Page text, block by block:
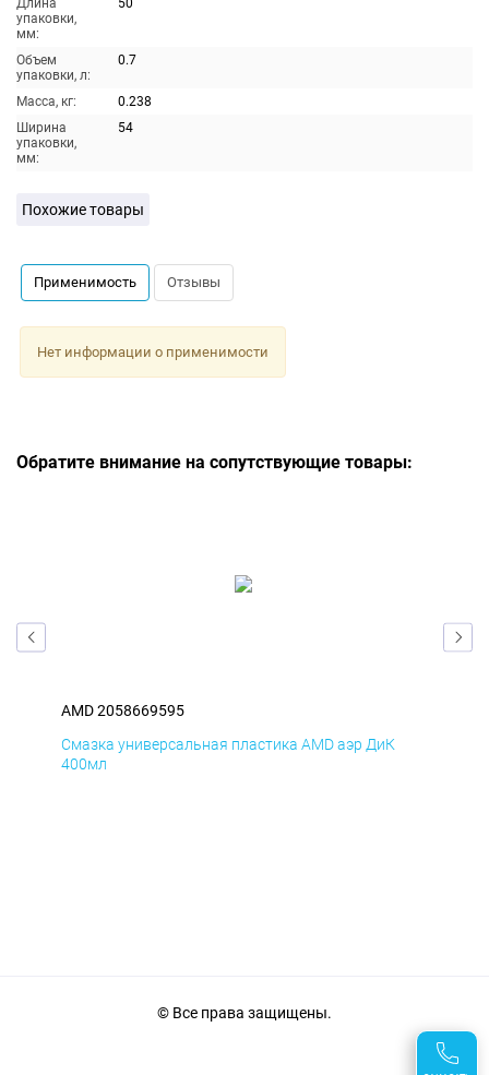
Длина
упаковки,
мм:
50
Объем
упаковки, л:
0.7
Масса, кг:
0.238
Ширина
упаковки,
мм:
54
Похожие товары
Применимость Отзывы
Нет информации о применимости
Обратите внимание на сопутствующие товары:
AMD 2058669595
Смазка универсальная пластика AMD аэр ДиК
400мл
© Все права защищены.